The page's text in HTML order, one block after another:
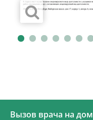
Вызов врача на дом